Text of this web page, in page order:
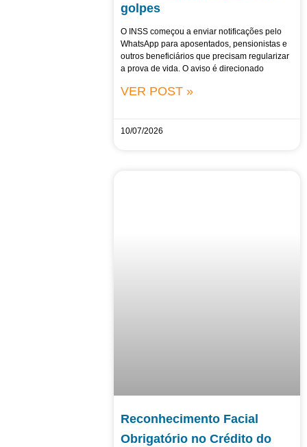
golpes
O INSS começou a enviar notificações pelo
WhatsApp para aposentados, pensionistas e
outros beneficiários que precisam regularizar
a prova de vida. O aviso é direcionado
VER POST »
10/07/2026
Reconhecimento Facial
Obrigatório no Crédito do